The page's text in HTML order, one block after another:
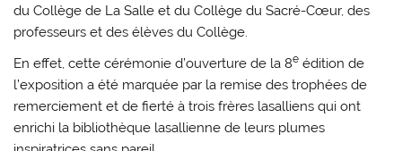
du Collège de La Salle et du Collège du Sacré-Cœur, des
professeurs et des élèves du Collège.
En effet, cette cérémonie d’ouverture de la 8e édition de
l’exposition a été marquée par la remise des trophées de
remerciement et de fierté à trois frères lasalliens qui ont
enrichi la bibliothèque lasallienne de leurs plumes